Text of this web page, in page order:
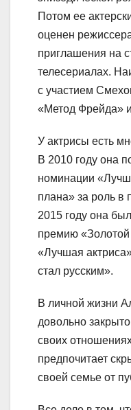
Потом ее
оценен
приглашения на
телесериалах.
с участием
«Метод Фрейда»
У актрисы есть
В 2010 году она
номинации
плана» за роль в
2015 году она
премию
«Лучшая
стал русским».
В личной жизни
довольно
своих
предпочитает
своей семье от